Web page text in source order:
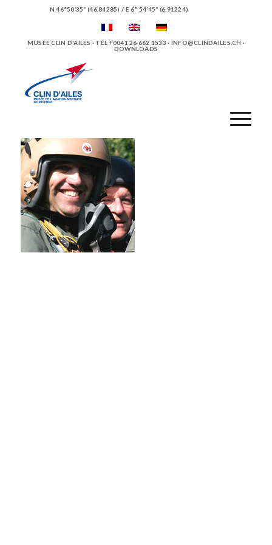
N 46°50’35“ (46.84285) / E 6° 54’45“ (6.91224)
MUSÉE CLIN D'AILES · TÉL +0041 26 662 1533 · INFO@CLINDAILES.CH ·
DOWNLOADS